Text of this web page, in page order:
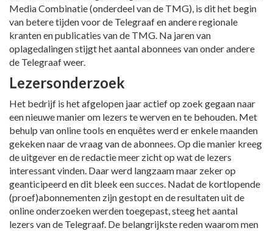
Media Combinatie (onderdeel van de TMG), is dit het begin
van betere tijden voor de Telegraaf en andere regionale
kranten en publicaties van de TMG. Na jaren van
oplagedalingen stijgt het aantal abonnees van onder andere
de Telegraaf weer.
Lezersonderzoek
Het bedrijf is het afgelopen jaar actief op zoek gegaan naar
een nieuwe manier om lezers te werven en te behouden. Met
behulp van online tools en enquêtes werd er enkele maanden
gekeken naar de vraag van de abonnees. Op die manier kreeg
de uitgever en de redactie meer zicht op wat de lezers
interessant vinden. Daar werd langzaam maar zeker op
geanticipeerd en dit bleek een succes. Nadat de kortlopende
(proef)abonnementen zijn gestopt en de resultaten uit de
online onderzoeken werden toegepast, steeg het aantal
lezers van de Telegraaf. De belangrijkste reden waarom men